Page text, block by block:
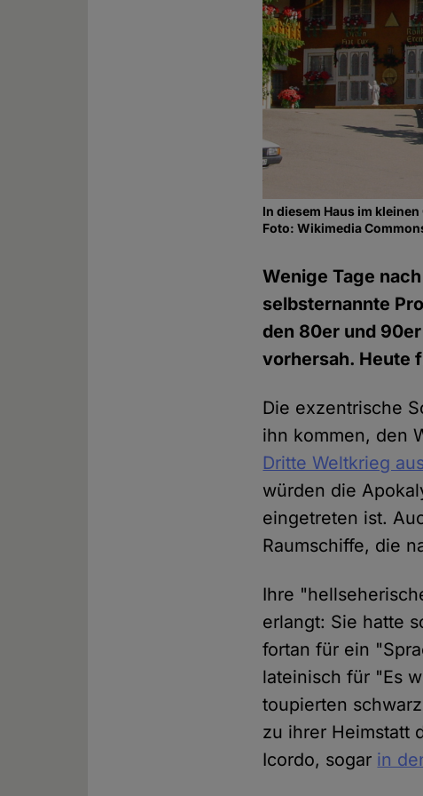
In diesem Haus im
Foto: Wikimedia
Wenige Tage
selbsternannte
den 80er und
vorhersah. Heute
Die exzentrische
ihn kommen, den
Dritte Weltkrieg
würden die
eingetreten ist.
Raumschiffe, die
Ihre
erlangt: Sie hatte
fortan für ein
lateinisch für "Es
toupierten
zu ihrer Heimstatt
Icordo, sogar in